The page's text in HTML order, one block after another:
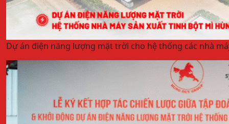
Dự án điện năng lượng mặt trời cho hệ thống các nhà